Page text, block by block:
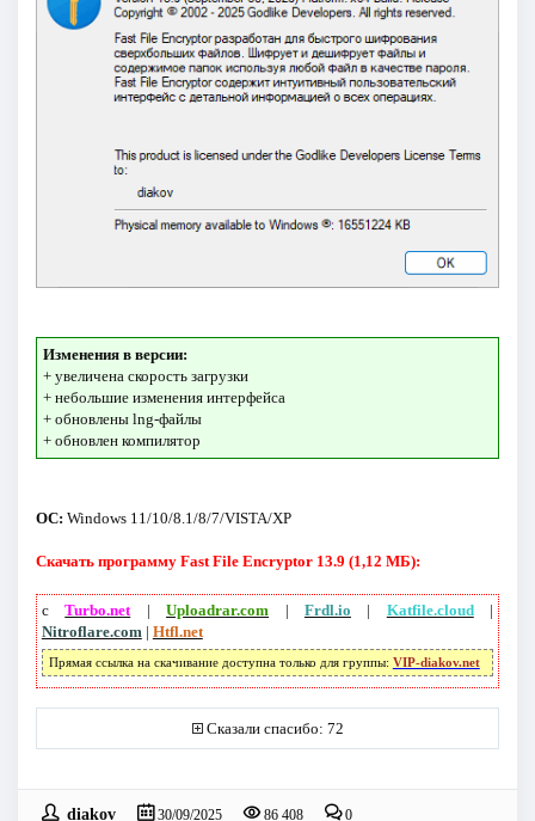
Изменения в версии:
+ увеличена скорость загрузки
+ небольшие изменения интерфейса
+ обновлены lng-файлы
+ обновлен компилятор
ОС: Windows 11/10/8.1/8/7/VISTA/XP
Скачать программу Fast File Encryptor 13.9 (1,12 МБ):
сTurbo.net |Uploadrar.com | Frdl.io | Katfile.cloud|
Nitroflare.com | Htfl.net
Прямая ссылка на скачивание доступна только для группы: VIP-diakov.net
Сказали спасибо: 72
diakov 30/09/2025 86 408 0